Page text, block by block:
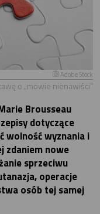
Adobe Stock
o „mowie nienawiści”
Brousseau
dotyczące
wolność wyznania i
zdaniem nowe
sprzeciwu
operacje
osób tej samej